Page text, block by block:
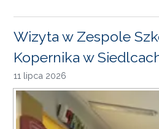
Wizyta w Zespole
Kopernika w
11 lipca 2026